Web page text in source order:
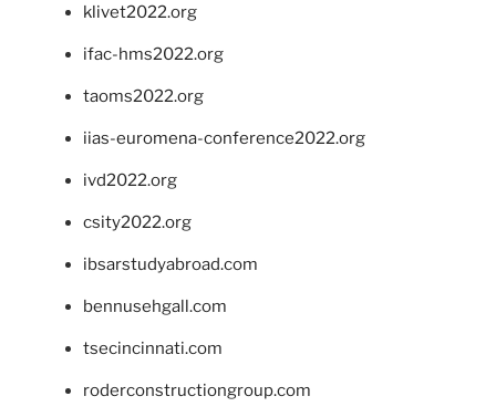
klivet2022.org
ifac-hms2022.org
taoms2022.org
iias-euromena-conference2022.org
ivd2022.org
csity2022.org
ibsarstudyabroad.com
bennusehgall.com
tsecincinnati.com
roderconstructiongroup.com